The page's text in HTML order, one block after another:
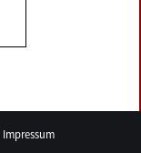
Impressum